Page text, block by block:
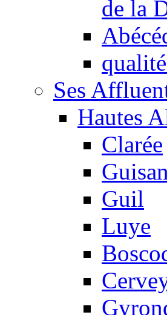
de la
Ses
Hautes
Clarée
Guil
Luye